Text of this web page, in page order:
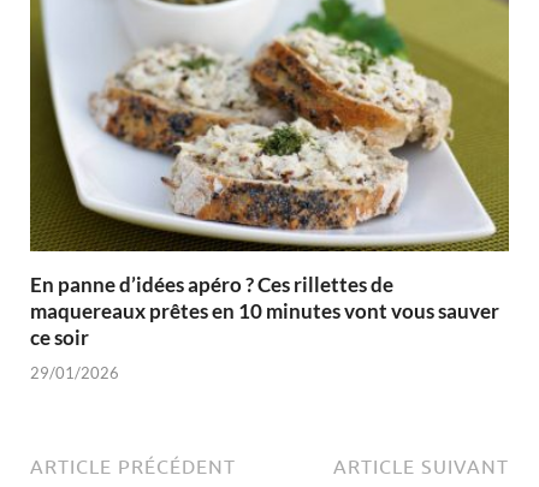
En panne d’idées apéro ? Ces rillettes de
maquereaux prêtes en 10 minutes vont vous sauver
ce soir
29/01/2026
ARTICLE PRÉCÉDENT ARTICLE SUIVANT